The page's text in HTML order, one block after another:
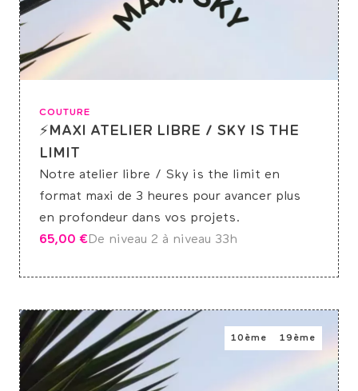
COUTURE
⚡MAXI ATELIER LIBRE / SKY IS THE
LIMIT
Notre atelier libre / Sky is the limit en
format maxi de 3 heures pour avancer plus
en profondeur dans vos projets.
65,00 €De niveau 2 à niveau 33h
10ème 19ème